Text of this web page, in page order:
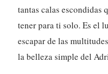
tantas calas escondidas
tener para ti solo. Es el
escapar de las
la belleza simple del